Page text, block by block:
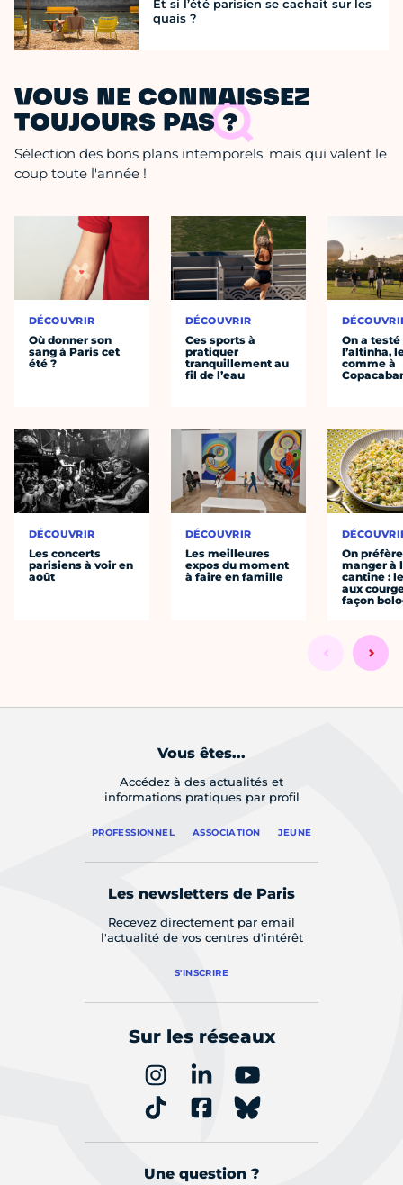
Et si l’été parisien se cachait sur les
quais ?
VOUS NE CONNAISSEZ
TOUJOURS PAS ?
Sélection des bons plans intemporels, mais qui valent le
coup toute l'année !
DÉCOUVRIR
Où donner son
sang à Paris cet
été ?
DÉCOUVRIR
Les concerts
parisiens à voir en
août
DÉCOUVRIR
Ces sports à
pratiquer
tranquillement au
fil de l’eau
DÉCOUVRIR
Les meilleures
expos du moment
à faire en famille
On a testé
l’altinha,
comme à
On préfère
manger à
cantine :
aux
façon
Vous êtes...
Accédez à des actualités et
informations pratiques par profil
PROFESSIONNEL ASSOCIATION JEUNE
Les newsletters de Paris
Recevez directement par email
l'actualité de vos centres d'intérêt
S'INSCRIRE
Sur les réseaux
Une question ?